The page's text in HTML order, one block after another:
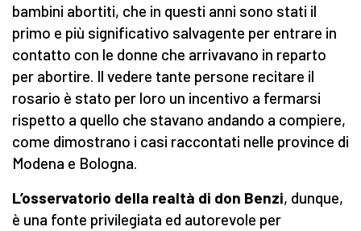
bambini abortiti, che in questi anni sono stati il
primo e più significativo salvagente per entrare in
contatto con le donne che arrivavano in reparto
per abortire. Il vedere tante persone recitare il
rosario è stato per loro un incentivo a fermarsi
rispetto a quello che stavano andando a compiere,
come dimostrano i casi raccontati nelle province di
Modena e Bologna.
L’osservatorio della realtà di don Benzi, dunque,
è una fonte privilegiata ed autorevole per